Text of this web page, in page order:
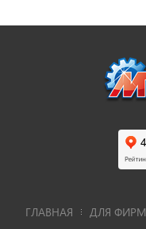
ГЛАВНАЯ ДЛЯ ФИРМ